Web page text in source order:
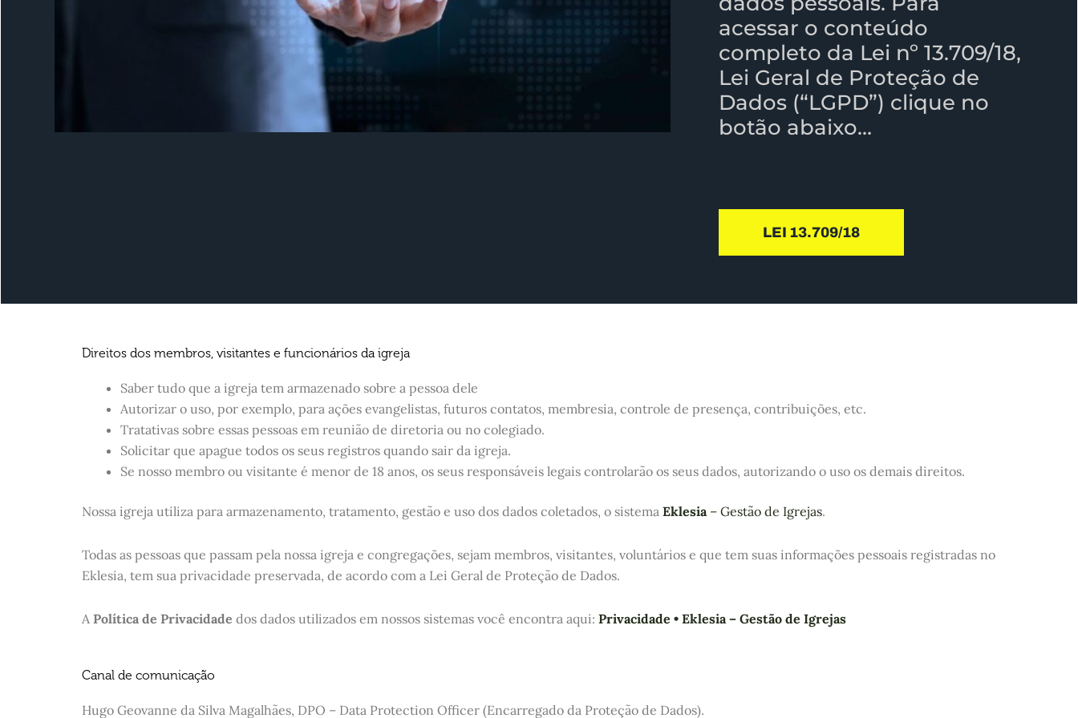
acessar o conteúdo
completo da Lei nº 13.709/18,
Lei Geral de Proteção de
Dados (“LGPD”) clique no
botão abaixo…
LEI 13.709/18
Direitos dos membros, visitantes e funcionários da igreja
Saber tudo que a igreja tem armazenado sobre a pessoa dele
Autorizar o uso, por exemplo, para ações evangelistas, futuros contatos, membresia, controle de presença, contribuições, etc.
Tratativas sobre essas pessoas em reunião de diretoria ou no colegiado.
Solicitar que apague todos os seus registros quando sair da igreja.
Se nosso membro ou visitante é menor de 18 anos, os seus responsáveis legais controlarão os seus dados, autorizando o uso os demais direitos.
Nossa igreja utiliza para armazenamento, tratamento, gestão e uso dos dados coletados, o sistema Eklesia– Gestão de Igrejas.
Todas as pessoas que passam pela nossa igreja e congregações, sejam membros, visitantes, voluntários e que tem suas informações pessoais registradas no
Eklesia, tem sua privacidade preservada, de acordo com a Lei Geral de Proteção de Dados.
A Política de Privacidade dos dados utilizados em nossos sistemas você encontra aqui: Privacidade • Eklesia – Gestão de Igrejas
Canal de comunicação
Hugo Geovanne da Silva Magalhães, DPO – Data Protection Officer (Encarregado da Proteção de Dados).